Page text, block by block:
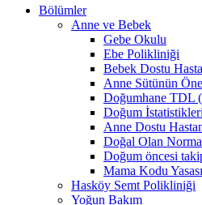
Bölümler
Anne ve Bebek
Gebe Okulu
Ebe Polikliniği
Bebek Dostu
Anne Sütünün
Doğumhane TDL
Doğum İstatistikleri
Anne Dostu
Doğal Olan
Doğum öncesi
Mama Kodu Yasası
Hasköy Semt Polikliniği
Yoğun Bakım